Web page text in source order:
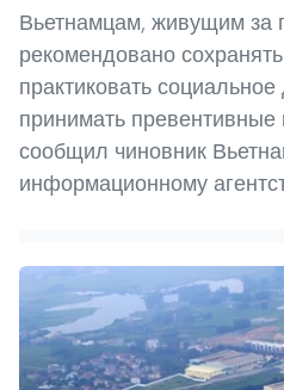
Вьетнамцам, живущим за
рекомендовано
практиковать
принимать превентивные
сообщил чиновник
информационному